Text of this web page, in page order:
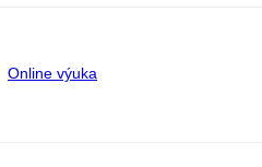
Online výuka